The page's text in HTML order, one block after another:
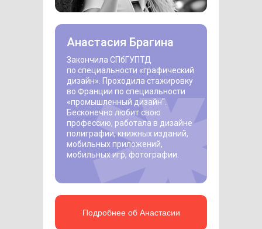
Закончила СПбГУПТД
по специальности «‎графический
дизайн»‎. Проходила стажировку
во Франции по специальности
«‎промышленный дизайн"‎.
Бесконечно любит свою
профессию, работала в дизайне
полиграфии, книжных изданий,
мобильных приложений,
мобильных игр, фотографии.
Анастасия Брагина
Подробнее об Анастасии